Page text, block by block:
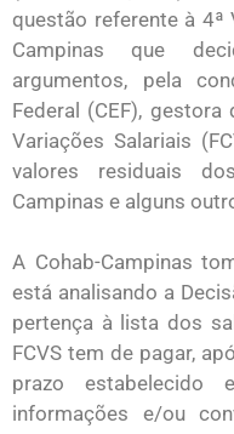
questão referente à 4ª
Campinas que
argumentos, pela
Federal (CEF),
Variações Salariais
valores residuais
Campinas e alguns
A Cohab-Campinas
está analisando a
pertença à lista dos
FCVS tem de pagar,
prazo estabelecido
informações e/ou